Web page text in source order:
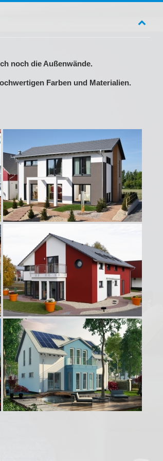
noch die Außenwände.
Farben und Materialien.